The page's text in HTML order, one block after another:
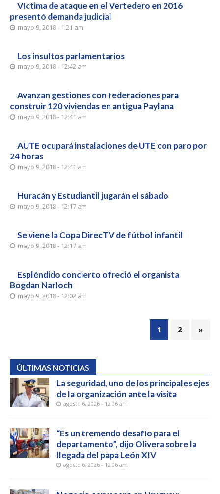
Víctima de ataque en el Vertedero en 2016
presentó demanda judicial
mayo 9, 2018 - 1:21 am
Los insultos parlamentarios
mayo 9, 2018 - 12:42 am
Avanzan gestiones con federaciones para
construir 120 viviendas en antigua Paylana
mayo 9, 2018 - 12:41 am
AUTE ocupará instalaciones de UTE con paro por
24 horas
mayo 9, 2018 - 12:41 am
Huracán y Estudiantil jugarán el sábado
mayo 9, 2018 - 12:17 am
Se viene la Copa DirecTV de fútbol infantil
mayo 9, 2018 - 12:17 am
Espléndido concierto ofreció el organista
Bogdan Narloch
mayo 9, 2018 - 12:02 am
1 2 »
ÚLTIMAS NOTICIAS
La seguridad, uno de los principales ejes
de la organización ante la visita
agosto 6, 2026 - 12:06 am
“Es un tremendo desafío para el
departamento”, dijo Olivera sobre la
llegada del papa León XIV
agosto 6, 2026 - 12:06 am